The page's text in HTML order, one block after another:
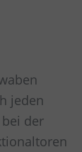
jeden
der